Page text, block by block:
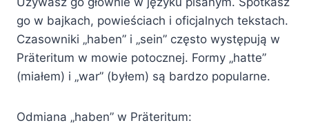
go w bajkach, powieściach i oficjalnych tekstach.
Czasowniki „haben” i „sein” często występują w
Präteritum w mowie potocznej. Formy „hatte”
(miałem) i „war” (byłem) są bardzo popularne.
Odmiana „haben” w Präteritum: